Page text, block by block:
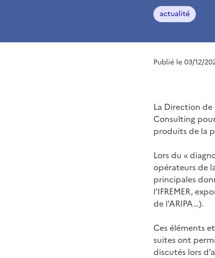
actualité
Publié le 03/12/
La Direction de
Consulting
produits de la
Lors du «
opérateurs de
principales
l’IFREMER,
de l’ARIPA…).
Ces éléments
suites ont
discutés lors